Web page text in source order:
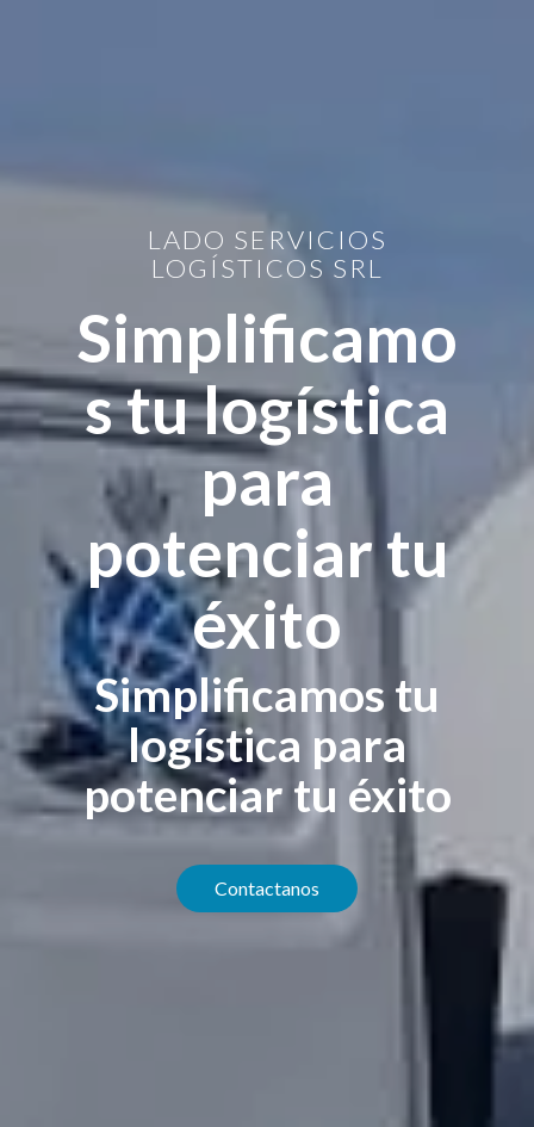
LADO SERVICIOS
LOGÍSTICOS SRL
Simplificamo
s tu logística
para
potenciar tu
éxito
Simplificamos tu
logística para
potenciar tu éxito
Contactanos